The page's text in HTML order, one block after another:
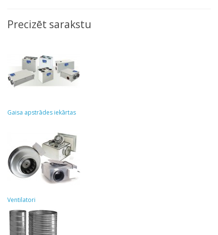
Precizēt sarakstu
Gaisa apstrādes iekārtas
Ventilatori